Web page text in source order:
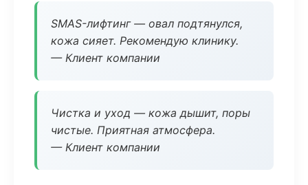
SMAS-лифтинг — овал подтянулся,
кожа сияет. Рекомендую клинику.
— Клиент компании
Чистка и уход — кожа дышит, поры
чистые. Приятная атмосфера.
— Клиент компании